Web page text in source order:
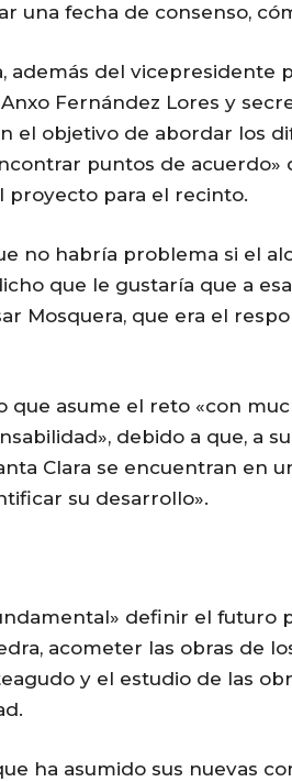
una fecha de consenso,
además del vicepresidente
Fernández Lores y
el objetivo de abordar los
puntos de acuerdo»
proyecto para el recinto.
no habría problema si el
que le gustaría que a
Mosquera, que era el
que asume el reto «con
debido a que, a
Clara se encuentran en
su desarrollo».
definir el futuro
acometer las obras de
y el estudio de las
ha asumido sus nuevas